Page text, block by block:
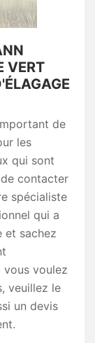
VERT
de
les
qui sont
contacter
spécialiste
qui a
et sachez
vous voulez
veuillez le
un devis